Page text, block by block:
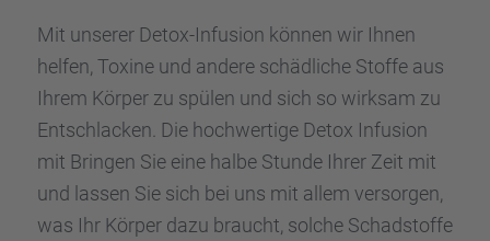
Mit unserer Detox-Infusion können wir Ihnen
helfen, Toxine und andere schäd­li­che Stoffe aus
Ihrem Körper zu spülen und sich so wirksam zu
Entschla­cken. Die hochwer­tige Detox Infusion
mit Bringen Sie eine halbe Stunde Ihrer Zeit mit
und lassen Sie sich bei uns mit allem versor­gen,
was Ihr Körper dazu braucht, solche Schad­stoffe